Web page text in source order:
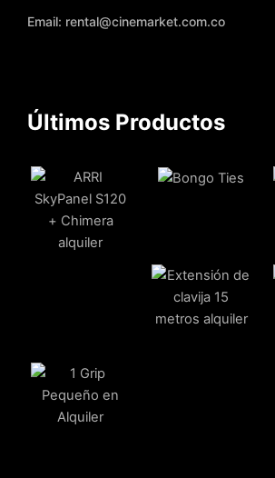
Email: rental@cinemarket.com.co
Últimos Productos